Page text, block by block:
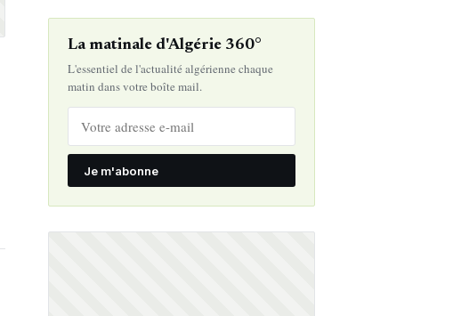
La matinale d'Algérie 360°
L'essentiel de l'actualité algérienne chaque
matin dans votre boîte mail.
Je m'abonne